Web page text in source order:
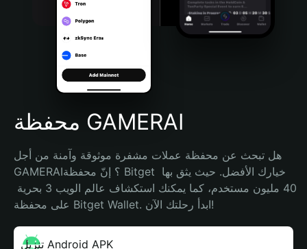
Português (Brasil)
Español (Argentina)
محفظة GAMERAI
هل تبحث عن محفظة عملات مشفرة موثوقة وآمنة من أجل
GAMERAI؟ إنّ محفظة Bitget خيارك الأفضل. حيث يثق بها
على محفظة Bitget Wallet. ابدأ رحلتك الآن!
تنزيل Android APK